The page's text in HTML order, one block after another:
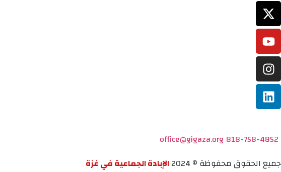
818-758-4852
office@gigaza.org
جميع الحقوق محفوظة © 2024
الإبادة الجماعية في غزة